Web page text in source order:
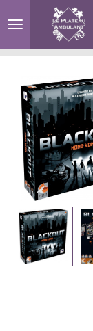
au
contenu